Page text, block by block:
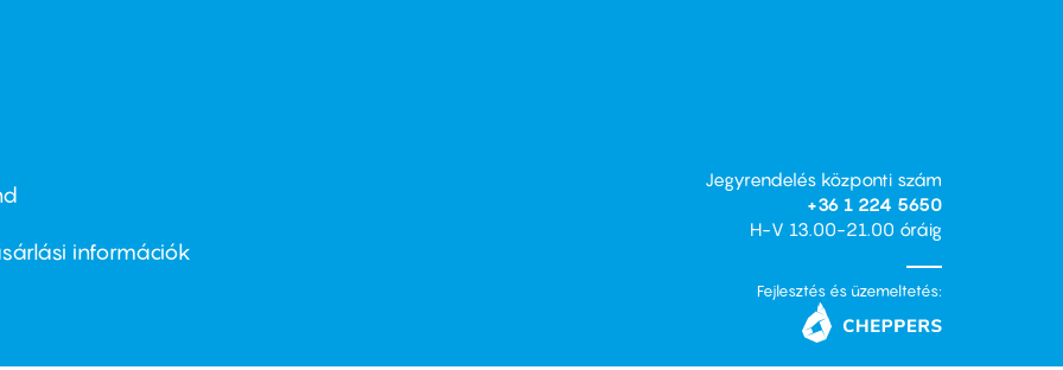
információk
Jegyrendelés központi szám
+36 1 224 5650
H-V 13.00-21.00 óráig
Fejlesztés és üzemeltetés: